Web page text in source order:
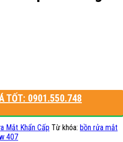
TỐT: 0901.550.748
Mắt Khẩn Cấp Từ khóa: bồn rửa mắt
407